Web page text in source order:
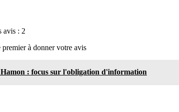
avis : 2
premier à donner votre avis
: focus sur l'obligation d'information